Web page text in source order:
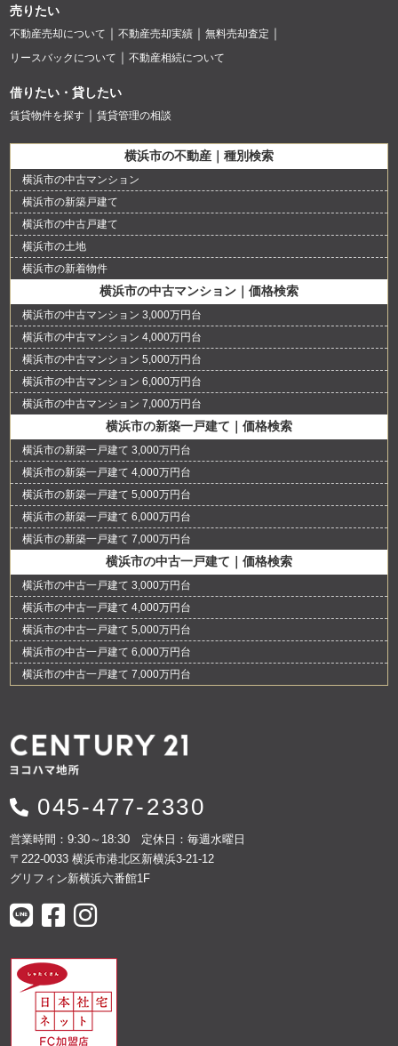
売りたい
不動産売却について 不動産売却実績
無料売却査定
リースバックについて
不動産相続について
借りたい・貸したい
賃貸物件を探す 賃貸管理の相談
横浜市の不動産｜種別検索
横浜市の中古マンション
横浜市の新築戸建て
横浜市の中古戸建て
横浜市の土地
横浜市の新着物件
横浜市の中古マンション｜価格検索
横浜市の中古マンション 3,000万円台
横浜市の中古マンション 4,000万円台
横浜市の中古マンション 5,000万円台
横浜市の中古マンション 6,000万円台
横浜市の中古マンション 7,000万円台
横浜市の新築一戸建て｜価格検索
横浜市の新築一戸建て 3,000万円台
横浜市の新築一戸建て 4,000万円台
横浜市の新築一戸建て 5,000万円台
横浜市の新築一戸建て 6,000万円台
横浜市の新築一戸建て 7,000万円台
横浜市の中古一戸建て｜価格検索
横浜市の中古一戸建て 3,000万円台
横浜市の中古一戸建て 4,000万円台
横浜市の中古一戸建て 5,000万円台
横浜市の中古一戸建て 6,000万円台
横浜市の中古一戸建て 7,000万円台
045-477-2330
営業時間：9:30～18:30 定休日：毎週水曜日
〒222-0033 横浜市港北区新横浜3-21-12
グリフィン新横浜六番館1F